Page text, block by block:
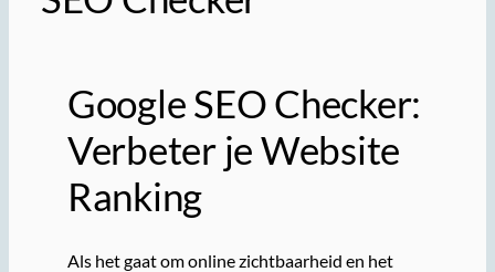
Google SEO Checker:
Verbeter je Website
Ranking
Als het gaat om online zichtbaarheid en het